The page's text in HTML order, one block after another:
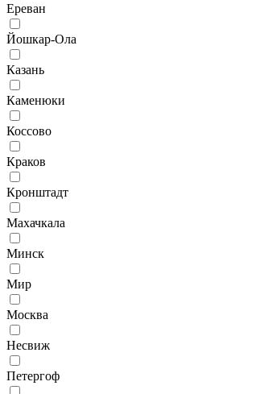
Ереван
Йошкар-Ола
Казань
Каменюки
Коссово
Краков
Кронштадт
Махачкала
Минск
Мир
Москва
Несвиж
Петергоф